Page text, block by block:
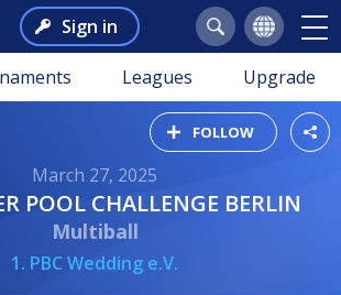
Sign in
Leagues Upgrade
FOLLOW
March 27, 2025
POOL CHALLENGE BERLIN
Multiball
1. PBC Wedding e.V.